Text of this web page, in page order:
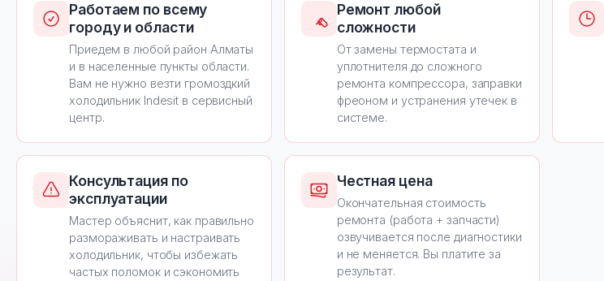
Работаем по всему
городу и области
Приедем в любой район Алматы
и в населенные пункты области.
Вам не нужно везти громоздкий
холодильник Indesit в сервисный
центр.
Ремонт любой
сложности
От замены термостата и
уплотнителя до сложного
ремонта компрессора, заправки
фреоном и устранения утечек в
системе.
Консультация по
эксплуатации
Мастер объяснит, как правильно
размораживать и настраивать
холодильник, чтобы избежать
частых поломок и сэкономить
Честная цена
Окончательная стоимость
ремонта (работа + запчасти)
озвучивается после диагностики
и не меняется. Вы платите за
результат.